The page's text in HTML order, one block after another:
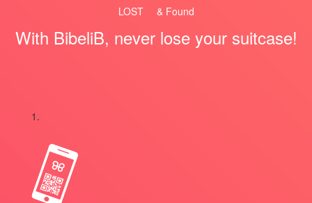
LOST & Found
With BibeliB, never lose your suitcase!
1.